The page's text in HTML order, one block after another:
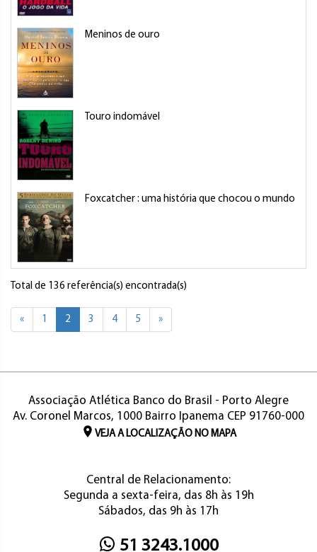
Meninos de ouro
Touro indomável
Foxcatcher : uma história que chocou o mundo
Total de 136 referência(s) encontrada(s)
« 1 2 3 4 5 »
Associação Atlética Banco do Brasil - Porto Alegre
Av. Coronel Marcos, 1000 Bairro Ipanema CEP 91760-000
VEJA A LOCALIZAÇÃO NO MAPA
Central de Relacionamento:
Segunda a sexta-feira, das 8h às 19h
Sábados, das 9h às 17h
51 3243.1000